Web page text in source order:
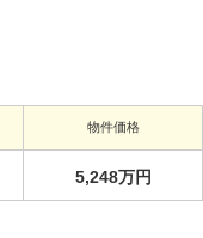
物件価格
5,248万円